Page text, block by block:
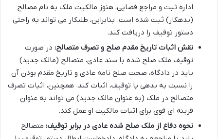
اداره ثبت و مراجع قضایی، هنوز مالکیت ملک به نام مصالح
(بدهکار) ثبت شده است. بنابراین، طلبکار می تواند به راحتی
دستور توقیف را دریافت کند.
نقش اثبات تاریخ مقدم صلح و تصرف متصالح: در صورت
توقیف ملک صلح شده با سند عادی، متصالح (مالک جدید)
باید در دادگاه، صحت صلح نامه عادی و تاریخ مقدم بودن آن
را نسبت به بدهی یا توقیف، اثبات کند. همچنین، اثبات تصرف
متصالح در ملک (به عنوان مالک جدید) می تواند به عنوان
قرینه ای قوی برای اثبات مالکیت او عمل کند.
نحوه دفاع از ملک صلح شده عادی در برابر توقیف: متصالح